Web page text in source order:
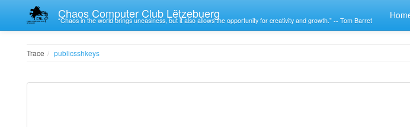
Chaos Computer Club Lëtzebuerg
“Chaos in the world brings uneasiness, but it also allows the opportunity for creativity and growth.” -- Tom Barret
Trace publicsshkeys